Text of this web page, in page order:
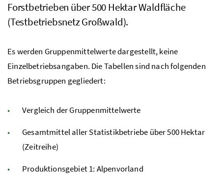
Forstbetrieben über 500 Hektar Waldfläche
(Testbetriebsnetz Großwald).
Es werden Gruppenmittelwerte dargestellt, keine
Einzelbetriebsangaben. Die Tabellen sind nach folgenden
Betriebsgruppen gegliedert:
Vergleich der Gruppenmittelwerte
Gesamtmittel aller Statistikbetriebe über 500 Hektar
(Zeitreihe)
Produktionsgebiet 1: Alpenvorland